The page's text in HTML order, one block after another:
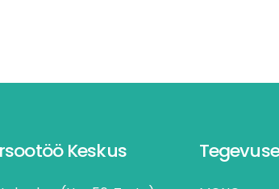
Keskus